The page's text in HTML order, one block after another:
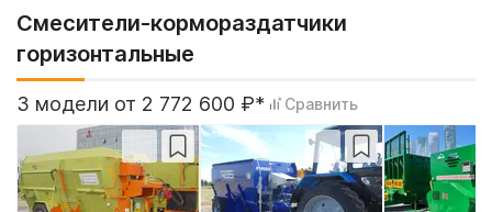
Смесители-кормораздатчики
горизонтальные
3 модели от 2 772 600 ₽* Сравнить